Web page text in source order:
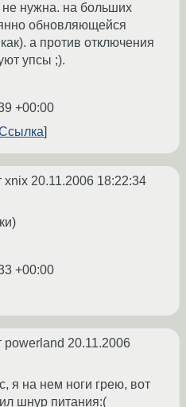
не нужна. на больших
обновляющейся
а против отключения
упсы ;).
+00:00
xnix 20.11.2006 18:22:34
+00:00
powerland 20.11.2006
я на нем ноги грею, вот
шнур питания:(